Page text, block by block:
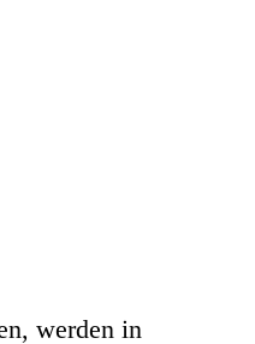
werden in